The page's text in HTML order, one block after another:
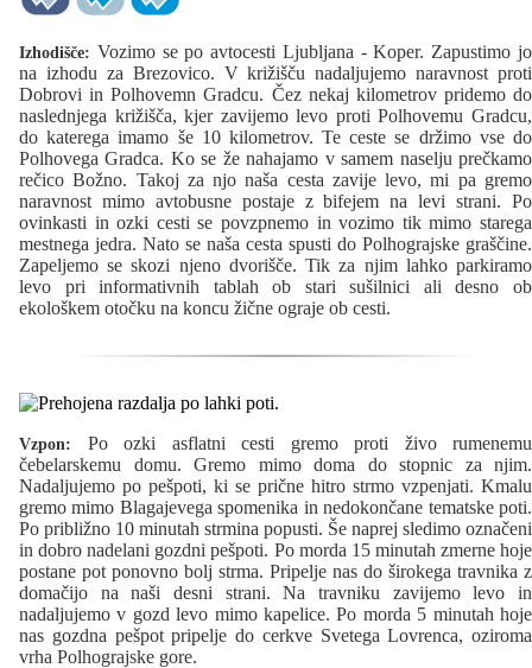
Izhodišče: Vozimo se po avtocesti Ljubljana - Koper. Zapustimo jo
na izhodu za Brezovico. V križišču nadaljujemo naravnost proti
Dobrovi in Polhovemn Gradcu. Čez nekaj kilometrov pridemo do
naslednjega križišča, kjer zavijemo levo proti Polhovemu Gradcu,
do katerega imamo še 10 kilometrov. Te ceste se držimo vse do
Polhovega Gradca. Ko se že nahajamo v samem naselju prečkamo
rečico Božno. Takoj za njo naša cesta zavije levo, mi pa gremo
naravnost mimo avtobusne postaje z bifejem na levi strani. Po
ovinkasti in ozki cesti se povzpnemo in vozimo tik mimo starega
mestnega jedra. Nato se naša cesta spusti do Polhograjske graščine.
Zapeljemo se skozi njeno dvorišče. Tik za njim lahko parkiramo
levo pri informativnih tablah ob stari sušilnici ali desno ob
ekološkem otočku na koncu žične ograje ob cesti.
Vzpon:
Po ozki asflatni cesti gremo proti živo rumenemu
čebelarskemu domu. Gremo mimo doma do stopnic za njim.
Nadaljujemo po pešpoti, ki se prične hitro strmo vzpenjati. Kmalu
gremo mimo Blagajevega spomenika in nedokončane tematske poti.
Po približno 10 minutah strmina popusti. Še naprej sledimo označeni
in dobro nadelani gozdni pešpoti. Po morda 15 minutah zmerne hoje
postane pot ponovno bolj strma. Pripelje nas do širokega travnika z
domačijo na naši desni strani. Na travniku zavijemo levo in
nadaljujemo v gozd levo mimo kapelice. Po morda 5 minutah hoje
nas gozdna pešpot pripelje do cerkve Svetega Lovrenca, oziroma
vrha Polhograjske gore.